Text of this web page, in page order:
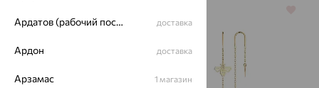
Ардатов (рабочий поселок) доставка
Ардон доставка
Арзамас 1 магазин